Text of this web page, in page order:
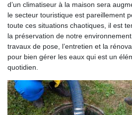
d’un climatiseur à la maison sera
le secteur touristique est pareillement
toute ces situations chaotiques, il est
la préservation de notre
travaux de pose, l’entretien et la
pour bien gérer les eaux qui est un
quotidien.